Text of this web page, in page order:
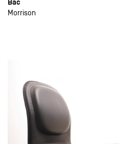
Morrison